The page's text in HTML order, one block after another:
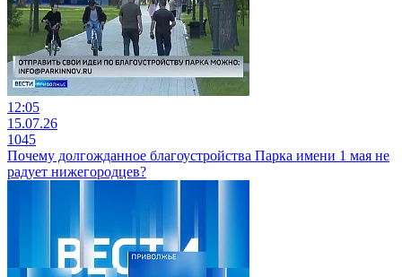
12:05
15.07.26
1045
Почему долгожданное благоустройства Парка имени 1 мая не
радует нижегородцев?